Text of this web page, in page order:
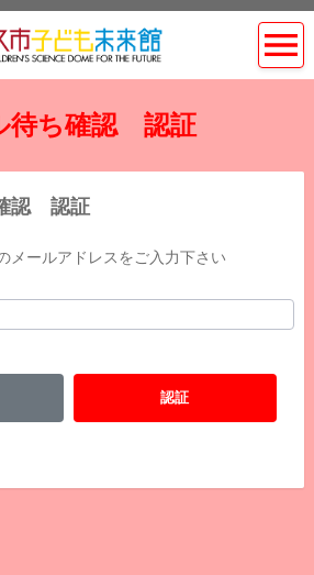
待ち確認 認証
認 認証
メールアドレスをご入力下さい
認証